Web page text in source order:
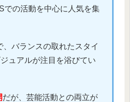
での活動を中心に人気を集
、バランスの取れたスタイ
ュアルが注目を浴びてい
だが、芸能活動との両立が